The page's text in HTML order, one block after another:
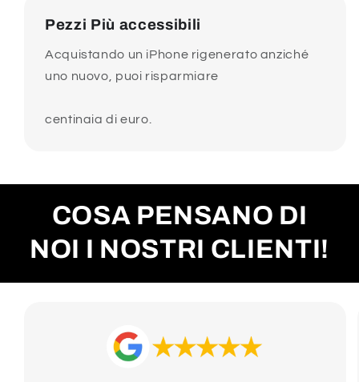
Pezzi Più accessibili
Acquistando un iPhone rigenerato anziché
uno nuovo, puoi risparmiare
centinaia di euro.
COSA PENSANO DI
NOI I NOSTRI CLIENTI!